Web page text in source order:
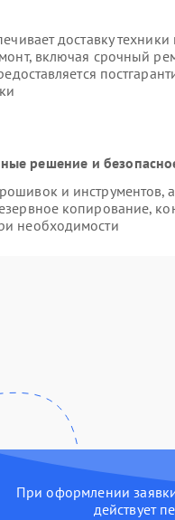
доставку
включая срочный
решение и
и инструментов,
копирование,
необходимости
При оформлении
действует